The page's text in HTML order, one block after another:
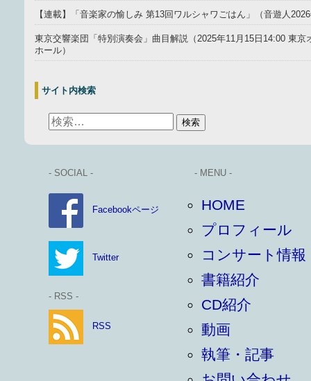
【連載】「音楽家の愉しみ 第13回ワルシャワごはん」（音遊人
東京交響楽団「特別演奏会」曲目解説（2025年11月15日14:00 東京
ホール）
サイト内検索
- SOCIAL -
Facebookページ
Twitter
- RSS -
RSS
- MENU -
HOME
プロフィール
コンサート情報
書籍紹介
CD紹介
動画
執筆・記事